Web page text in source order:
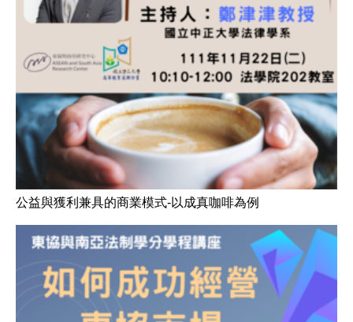
公益與獲利兼具的商業模式-以成真咖啡為例